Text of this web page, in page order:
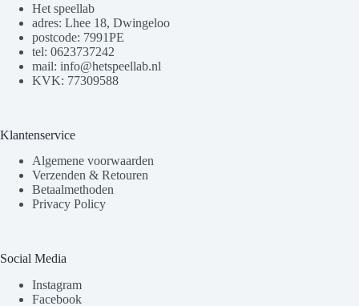
Het speellab
adres: Lhee 18, Dwingeloo
postcode: 7991PE
tel: 0623737242
mail: info@hetspeellab.nl
KVK: 77309588
Klantenservice
Algemene voorwaarden
Verzenden & Retouren
Betaalmethoden
Privacy Policy
Social Media
Instagram
Facebook